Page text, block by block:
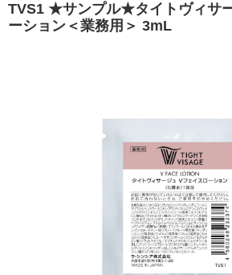
TVS1 ★サンプル★タイトヴィサ
ーション＜業務用＞ 3mL